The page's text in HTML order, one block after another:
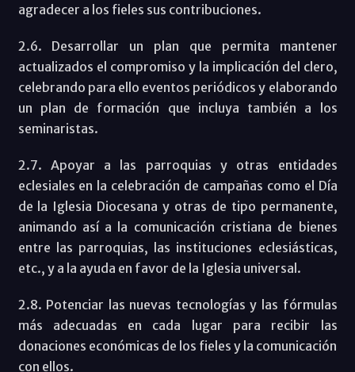
agradecer a los fieles sus contribuciones.
2.6. Desarrollar un plan que permita mantener
actualizados el compromiso y la implicación del clero,
celebrando para ello eventos periódicos y elaborando
un plan de formación que incluya también a los
seminaristas.
2.7. Apoyar a las parroquias y otras entidades
eclesiales en la celebración de campañas como el Día
de la Iglesia Diocesana y otras de tipo permanente,
animando así a la comunicación cristiana de bienes
entre las parroquias, las instituciones eclesiásticas,
etc., y a la ayuda en favor de la Iglesia universal.
2.8. Potenciar las nuevas tecnologías y las fórmulas
más adecuadas en cada lugar para recibir las
donaciones económicas de los fieles y la comunicación
con ellos.